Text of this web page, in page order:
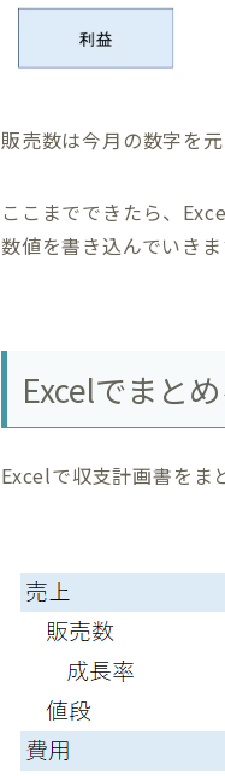
販売数は今月の数字を
ここまでできたら、
数値を書き込んでいきま
Excelでまと
Excelで収支計画書をま